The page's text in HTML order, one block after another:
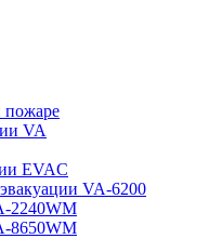
пожаре
VA
EVAC
VA-6200
2240WM
8650WM